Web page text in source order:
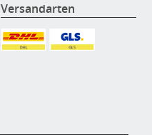
Versandarten